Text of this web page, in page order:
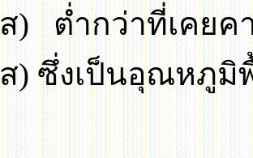
ส) ต่ำกว่าที่เคยค
ส) ซึ่งเป็นอุณห